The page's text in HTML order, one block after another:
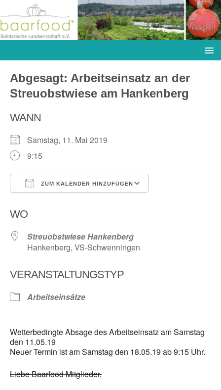
Abgesagt: Arbeitseinsatz an der
Streuobstwiese am Hankenberg
WANN
Samstag, 11. Mai 2019
9:15
ZUM KALENDER HINZUFÜGEN
WO
Streuobstwiese Hankenberg
Hankenberg, VS-Schwenningen
VERANSTALTUNGSTYP
Arbeitseinsätze
Wetterbedingte Absage des Arbeitseinsatz am Samstag
den 11.05.19
Neuer Termin ist am Samstag den 18.05.19 ab 9:15 Uhr.
Liebe Baarfood Mitglieder,